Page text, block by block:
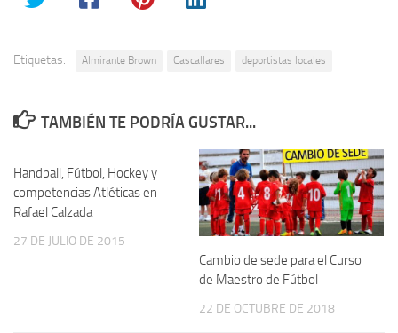
Etiquetas: Almirante Brown Cascallares deportistas locales
TAMBIÉN TE PODRÍA GUSTAR...
Handball, Fútbol, Hockey y
competencias Atléticas en
Rafael Calzada
27 DE JULIO DE 2015
Cambio de sede para el Curso
de Maestro de Fútbol
22 DE OCTUBRE DE 2018